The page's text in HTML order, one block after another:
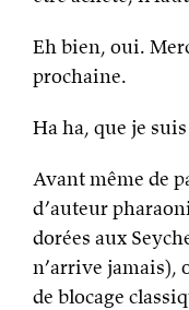
Eh bien, oui.
prochaine.
Ha ha, que je
Avant même de
d’auteur
dorées aux
n’arrive jamais),
de blocage